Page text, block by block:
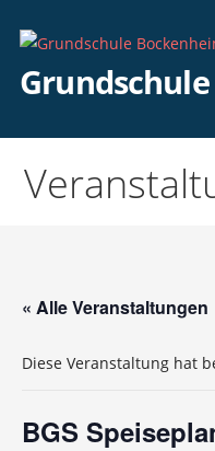
Inhalt
springen
« Alle Veranstaltungen
Diese Veranstaltung hat
BGS